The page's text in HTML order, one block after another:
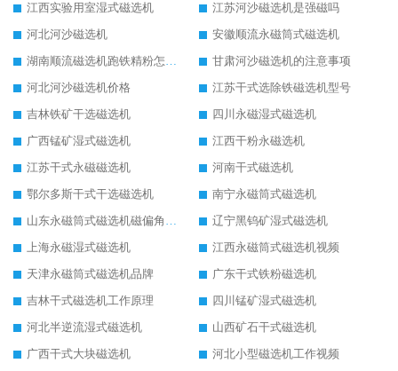
江西实验用室湿式磁选机
江苏河沙磁选机是强磁吗
河北河沙磁选机
安徽顺流永磁筒式磁选机
湖南顺流磁选机跑铁精粉怎么处理
甘肃河沙磁选机的注意事项
河北河沙磁选机价格
江苏干式选除铁磁选机型号
吉林铁矿干选磁选机
四川永磁湿式磁选机
广西锰矿湿式磁选机
江西干粉永磁选机
江苏干式永磁磁选机
河南干式磁选机
鄂尔多斯干式干选磁选机
南宁永磁筒式磁选机
山东永磁筒式磁选机磁偏角怎么调整
辽宁黑钨矿湿式磁选机
上海永磁湿式磁选机
江西永磁筒式磁选机视频
天津永磁筒式磁选机品牌
广东干式铁粉磁选机
吉林干式磁选机工作原理
四川锰矿湿式磁选机
河北半逆流湿式磁选机
山西矿石干式磁选机
广西干式大块磁选机
河北小型磁选机工作视频